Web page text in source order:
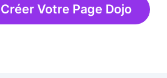
Créer Votre Page Dojo